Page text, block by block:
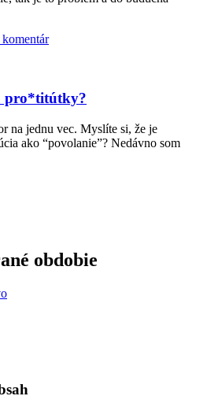
pro*titútky?
na jednu vec. Myslíte si, že je
ako “povolanie”? Nedávno som
obdobie